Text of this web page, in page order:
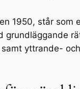
1950, står
grundläggande
yttrande-